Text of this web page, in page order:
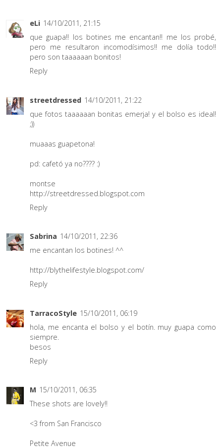
eLi 14/10/2011, 21:15
que guapa!! los botines me encantan!! me los probé,
pero me resultaron incomodísimos!! me dolía todo!!
pero son taaaaaan bonitos!
Reply
streetdressed 14/10/2011, 21:22
que fotos taaaaaan bonitas emerja! y el bolso es ideal!
;))
muaaas guapetona!
pd: cafetó ya no???? :)
montse
http://streetdressed.blogspot.com
Reply
Sabrina 14/10/2011, 22:36
me encantan los botines! ^^
http://blythelifestyle.blogspot.com/
Reply
TarracoStyle 15/10/2011, 06:19
hola, me encanta el bolso y el botín. muy guapa como
siempre.
besos
Reply
M 15/10/2011, 06:35
These shots are lovely!!
<3 from San Francisco
Petite Avenue